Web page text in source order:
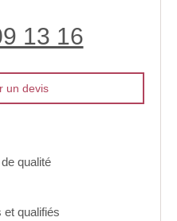
13 16
un devis
qualité
qualifiés